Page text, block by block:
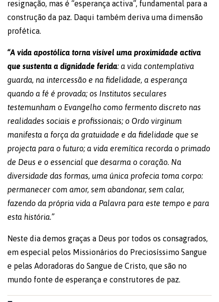
resignação, mas é “esperança activa”, fundamental para a
construção da paz. Daqui também deriva uma dimensão
profética.
“A vida apostólica torna visível uma proximidade activa
que sustenta a dignidade ferida: a vida contemplativa
guarda, na intercessão e na fidelidade, a esperança
quando a fé é provada; os Institutos seculares
testemunham o Evangelho como fermento discreto nas
realidades sociais e profissionais; o Ordo virginum
manifesta a força da gratuidade e da fidelidade que se
projecta para o futuro; a vida eremítica recorda o primado
de Deus e o essencial que desarma o coração. Na
diversidade das formas, uma única profecia toma corpo:
permanecer com amor, sem abandonar, sem calar,
fazendo da própria vida a Palavra para este tempo e para
esta história.”
Neste dia demos graças a Deus por todos os consagrados,
em especial pelos Missionários do Preciosíssimo Sangue
e pelas Adoradoras do Sangue de Cristo, que são no
mundo fonte de esperança e construtores de paz.